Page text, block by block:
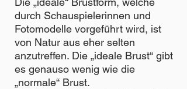
durch Schauspielerinnen und
Fotomodelle vorgeführt wird, ist
von Natur aus eher selten
anzutreffen. Die „ideale Brust“ gibt
es genauso wenig wie die
„normale“ Brust.